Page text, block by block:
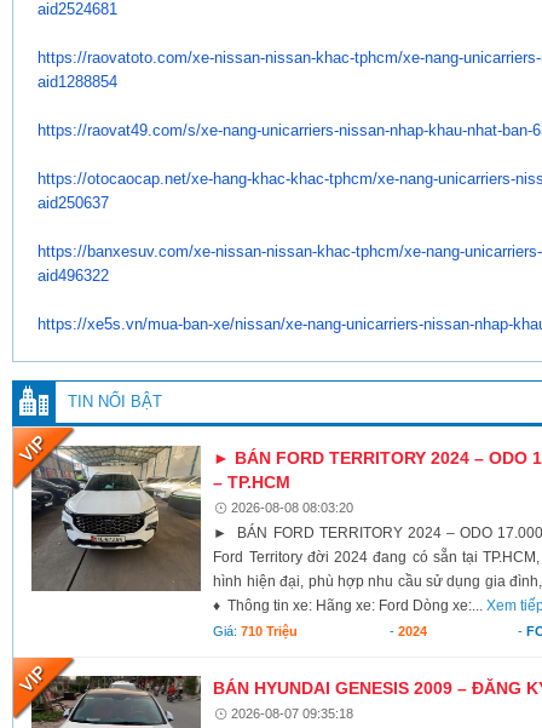
aid2524681
https://raovatoto.com/xe-nissan-nissan-khac-tphcm/xe-nang-
aid1288854
https://raovat49.com/s/xe-nang-unicarriers-nissan-nhap-khau-nhat-ban-
https://otocaocap.net/xe-hang-khac-khac-tphcm/xe-nang-unicarriers-
aid250637
https://banxesuv.com/xe-nissan-nissan-khac-tphcm/xe-nang-
aid496322
https://xe5s.vn/mua-ban-xe/nissan/xe-nang-unicarriers-nissan-nhap-
TIN NỔI BẬT
► BÁN FORD TERRITORY 2024 – ODO
– TP.HCM
2026-08-08 08:03:20
► BÁN FORD TERRITORY 2024 – ODO
Ford Territory đời 2024 đang có sẵn tại
hình hiện đại, phù hợp nhu cầu sử dụng gia
♦ Thông tin xe: Hãng xe: Ford Dòng xe:...Xem
Giá:710 Triệu - 2024 -
BÁN HYUNDAI GENESIS 2009 – ĐĂNG
2026-08-07 09:35:18